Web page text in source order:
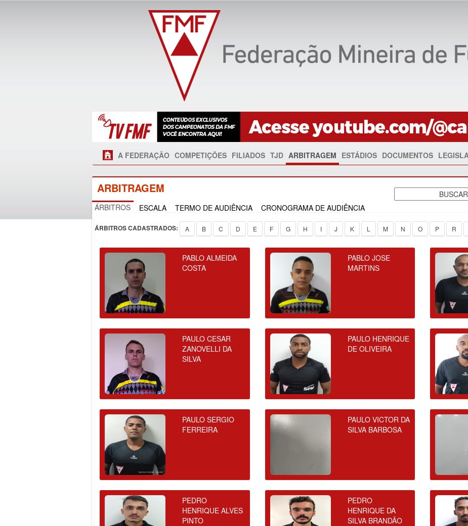
A FEDERAÇÃO COMPETIÇÕES FILIADOS TJD ARBITRAGEM ESTÁDIOS DOCUMENTOS
ARBITRAGEM
ÁRBITROS ESCALA TERMO DE AUDIÊNCIA CRONOGRAMA DE AUDIÊNCIA
ÁRBITROS CADASTRADOS: A B C D E F G H I J K L M N O P R
PABLO ALMEIDA
COSTA
PABLO JOSE
MARTINS
PAULO CESAR
ZANOVELLI DA
SILVA
PAULO HENRIQUE
DE OLIVEIRA
PAULO SERGIO
FERREIRA
PAULO VICTOR DA
SILVA BARBOSA
PEDRO
HENRIQUE ALVES
PINTO
PEDRO
HENRIQUE DA
SILVA BRANDÃO